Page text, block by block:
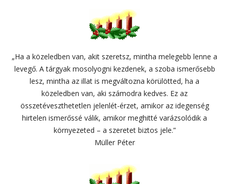
„Ha a közeledben van, akit szeretsz, mintha melegebb lenne a
levegő. A tárgyak mosolyogni kezdenek, a szoba ismerősebb
lesz, mintha az illat is megváltozna körülötted, ha a
közeledben van, aki számodra kedves. Ez az
összetéveszthetetlen jelenlét-érzet, amikor az idegenség
hirtelen ismerőssé válik, amikor meghitté varázsolódik a
környezeted – a szeretet biztos jele.”
Müller Péter